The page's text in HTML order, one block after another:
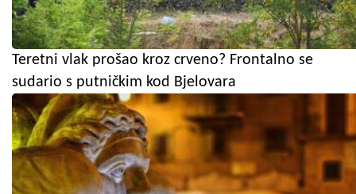
Teretni vlak prošao kroz crveno? Frontalno se
sudario s putničkim kod Bjelovara